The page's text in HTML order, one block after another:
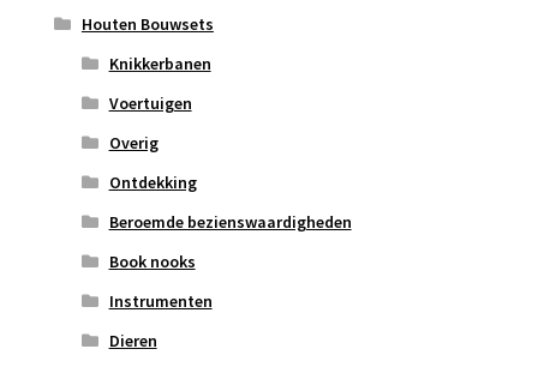
Houten Bouwsets
Knikkerbanen
Voertuigen
Overig
Ontdekking
Beroemde bezienswaardigheden
Book nooks
Instrumenten
Dieren